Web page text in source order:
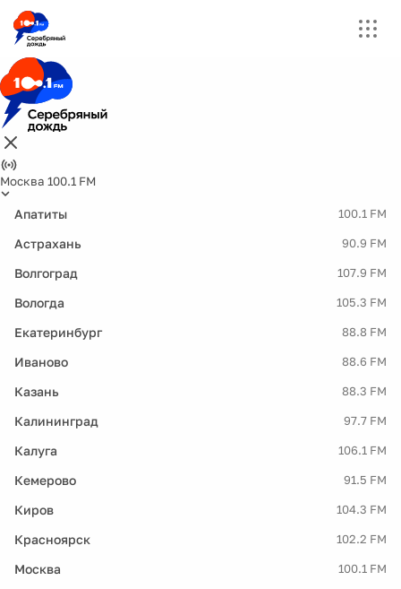
Москва 100.1 FM
Апатиты 100.1 FM
Астрахань 90.9 FM
Волгоград 107.9 FM
Вологда 105.3 FM
Екатеринбург 88.8 FM
Иваново 88.6 FM
Казань 88.3 FM
Калининград 97.7 FM
Калуга 106.1 FM
Кемерово 91.5 FM
Киров 104.3 FM
Красноярск 102.2 FM
Москва 100.1 FM